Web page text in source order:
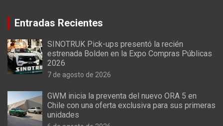
Entradas Recientes
SINOTRUK Pick-ups presentó la recién
estrenada Bolden en la Expo Compras Públicas
2026
7 de agosto de 2026
GWM inicia la preventa del nuevo ORA 5 en
Chile con una oferta exclusiva para sus primeras
unidades